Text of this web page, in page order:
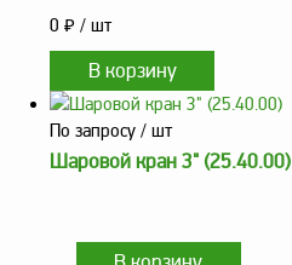
Насосы и насосные
агрегаты
Устройства слива и
налива
Счетчики и фильтры
оборудование
0 ₽ / шт
По запросу / шт
Шаровой кран 3" (25.40.00)